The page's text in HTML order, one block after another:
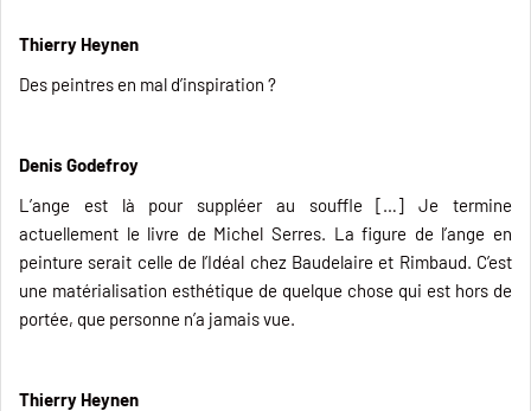
Thierry Heynen
Des peintres en mal d’inspiration ?
Denis Godefroy
L’ange est là pour suppléer au souffle […] Je termine
actuellement le livre de Michel Serres. La figure de l’ange en
peinture serait celle de l’Idéal chez Baudelaire et Rimbaud. C’est
une matérialisation esthétique de quelque chose qui est hors de
portée, que personne n’a jamais vue.
Thierry Heynen